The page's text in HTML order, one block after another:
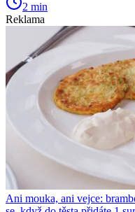
2 min
Reklama
Ani mouka, ani vejce: